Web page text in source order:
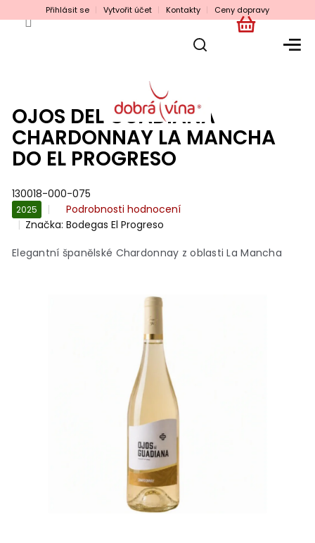
na
Přihlásit se Vytvořit účet Kontakty Ceny dopravy
NÁKUPNÍ
OJOS DEL GUADIANA
CHARDONNAY LA MANCHA
DO EL PROGRESO
130018-000-075
2025
Průměrné
hodnocení
produktu
je
0,0
Podrobnosti hodnocení
Značka:Bodegas El Progreso
Elegantní španělské Chardonnay z oblasti La Mancha